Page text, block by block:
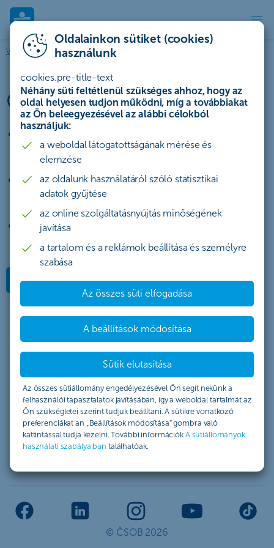
Oldalainkon sütiket (cookies)
használunk
cookies.pre-title-text
Néhány süti feltétlenül szükséges ahhoz, hogy az
oldal helyesen tudjon működni, míg a továbbiakat
az Ön beleegyezésével az alábbi célokból
használjuk:
a weboldal látogatottságának mérése és
elemzése
az oldalunk használatáról szóló statisztikai
adatok gyűjtése
az online szolgáltatásnyújtás minőségének
javítása
a tartalom és a reklámok beállítása és személyre
szabása
Az összes süti elfogadása
A beállítások módosítása
Sütik elutasítása
Az összes sütiállomány engedélyezésével Ön segít nekünk a
felhasználói tapasztalatok javításában, így a weboldal tartalmát az
Ön szükségletei szerint tudjuk beállítani. A sütikre vonatkozó
preferenciákat an „Beállítások módosítása“ gombra való
kattintással tudja kezelni. További információk A sütiállományok
használati szabályaiban találhatóak.
Match’it | ČSOB
Vállalkozók és cégek Tanácsadás
ČSOB Match’it
A ČSOB védnöksége alatt kezelt web-
platform,
Az értékesítendő vállalatokat köti össze a
privát befektetőkkel,
Biztonságos környezet, amely csak hiteles
személyek számára került kialakításra.
További információk
ČSOB. Každý deň smart.
Rólunk
Kapcsolat
Jogi információk
Egyéb webhelyek
© ČSOB 2026